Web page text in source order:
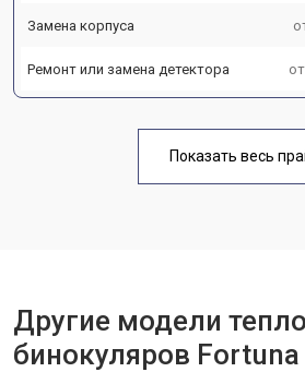
Замена корпуса
Ремонт или замена детектора
Показать весь
Другие модели
бинокуляров Fortuna